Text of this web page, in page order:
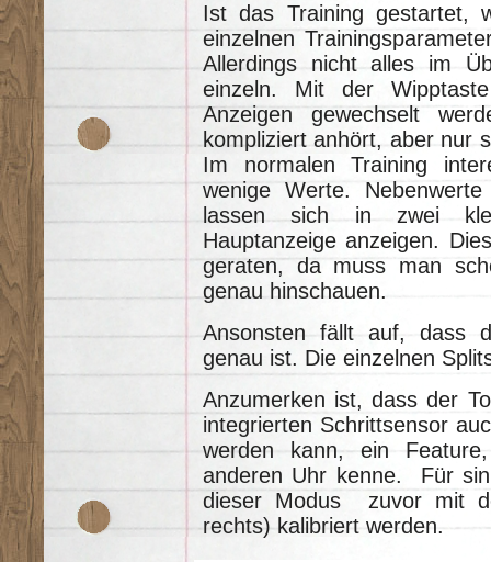
Ist das Training gestartet,
einzelnen
Allerdings nicht alles im
einzeln. Mit der
Anzeigen gewechselt
kompliziert anhört, aber nur
Im normalen Training
wenige Werte.
lassen sich in zwei
Hauptanzeige anzeigen.
geraten, da muss man
genau hinschauen.
Ansonsten fällt auf, dass
genau ist. Die einzelnen
Anzumerken ist, dass der
integrierten Schrittsensor
werden kann, ein
anderen Uhr kenne. Für
dieser Modus zuvor mit
rechts) kalibriert werden.